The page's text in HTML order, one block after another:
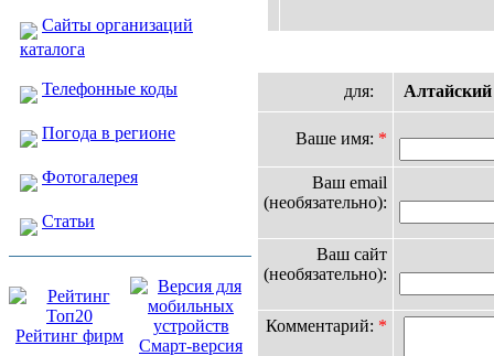
Сайты организаций
каталога
Телефонные коды
Погода в регионе
Фотогалерея
Статьи
Рейтинг фирм
Смарт-версия
для:
Ваше имя: *
Ваш email
(необязательно):
Ваш сайт
(необязательно):
Комментарий: *